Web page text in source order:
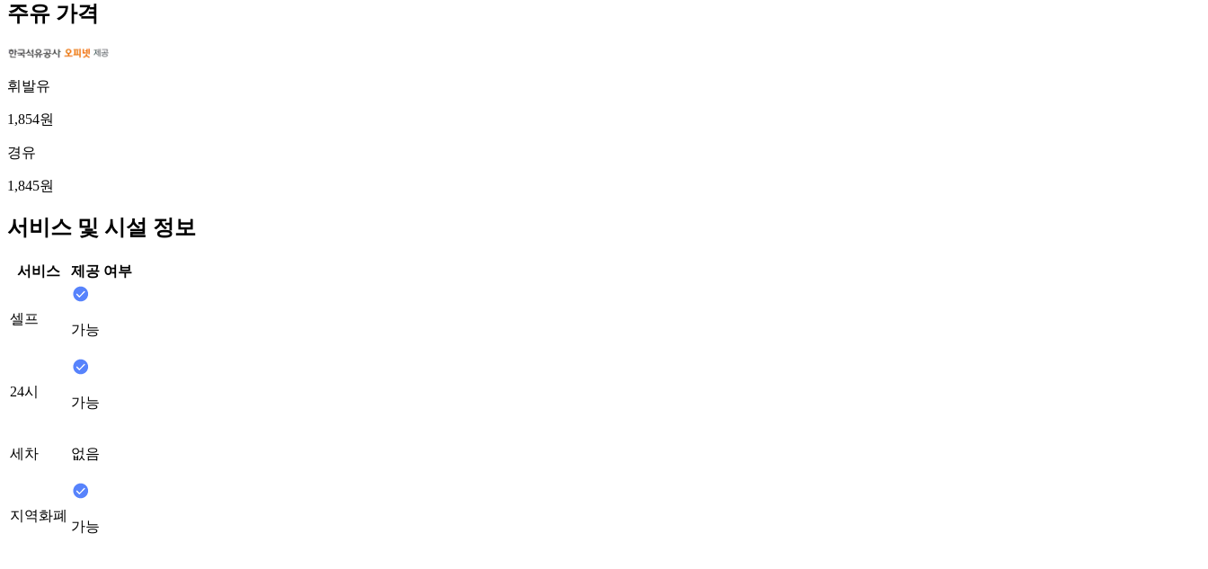
주유 가격
휘발유
1,854원
경유
1,845원
서비스 및 시설 정보
서비스 제공 여부
셀프
가능
24시
가능
세차 없음
지역화폐
가능